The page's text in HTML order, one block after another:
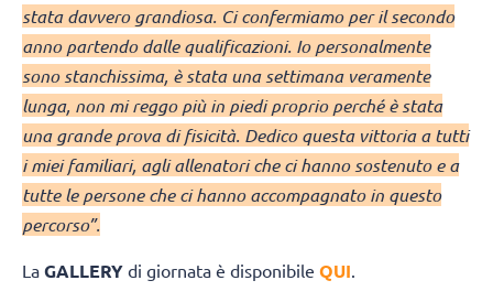
stata davvero grandiosa. Ci confermiamo per il secondo
anno partendo dalle qualificazioni. Io personalmente
sono stanchissima, è stata una settimana veramente
lunga, non mi reggo più in piedi proprio perché è stata
una grande prova di fisicità. Dedico questa vittoria a tutti
i miei familiari, agli allenatori che ci hanno sostenuto e a
tutte le persone che ci hanno accompagnato in questo
percorso”.
La GALLERY di giornata è disponibile QUI